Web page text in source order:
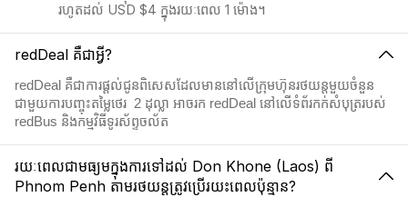
រហូតដល់ USD $4 ក្នុងរយៈពេល 1 ម៉ោង។
redDeal គឺជាអ្វី?
redDeal គឺជាការផ្តល់ជូនពិសេសដែលមាននៅលើក្រុមហ៊ុនរថយន្តមួយចំនួន
ជាមួយការបញ្ចុះតម្លៃថេរ 2​ ដុល្លា អាចរក redDeal នៅលើទំព័រកក់សំបុត្ររបស់
redBus និងកម្មវិធីទូរស័ព្ទចល័ត
រយៈពេលជាមធ្យមក្នុងការទៅដល់ Don Khone (Laos) ពី
Phnom Penh តាមរថយន្តត្រូវប្រើរយះពេលប៉ុន្មាន?